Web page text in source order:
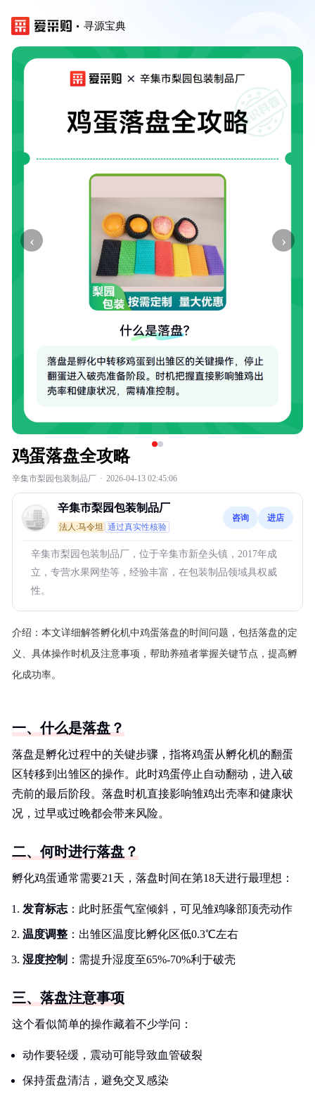
寻源宝典
‹ ›
鸡蛋落盘全攻略
辛集市梨园包装制品厂 · 2026-04-13 02:45:06
辛集市梨园包装制品厂
法人:马令坦 通过真实性核验
咨询 进店
辛集市梨园包装制品厂，位于辛集市新垒头镇，2017年成
立，专营水果网垫等，经验丰富，在包装制品领域具权威
性。
介绍： 本文详细解答孵化机中鸡蛋落盘的时间问题，包括落盘的定
义、具体操作时机及注意事项，帮助养殖者掌握关键节点，提高孵
化成功率。
一、什么是落盘？
落盘是孵化过程中的关键步骤，指将鸡蛋从孵化机的翻蛋
区转移到出雏区的操作。此时鸡蛋停止自动翻动，进入破
壳前的最后阶段。落盘时机直接影响雏鸡出壳率和健康状
况，过早或过晚都会带来风险。
二、何时进行落盘？
孵化鸡蛋通常需要21天，落盘时间在第18天进行最理想：
发育标志 ：此时胚蛋气室倾斜，可见雏鸡喙部顶壳动作
温度调整 ：出雏区温度比孵化区低0.3℃左右
湿度控制 ：需提升湿度至65%-70%利于破壳
三、落盘注意事项
这个看似简单的操作藏着不少学问：
动作要轻缓，震动可能导致血管破裂
保持蛋盘清洁，避免交叉感染